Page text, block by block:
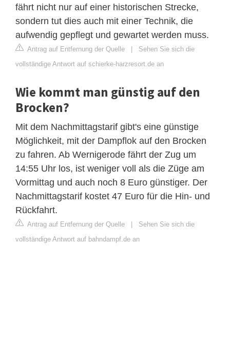
fährt nicht nur auf einer historischen Strecke,
sondern tut dies auch mit einer Technik, die
aufwendig gepflegt und gewartet werden muss.
Antrag auf Entfernung der Quelle | Sehen Sie sich die
vollständige Antwort auf schierke-harzresort.de an
Wie kommt man günstig auf den
Brocken?
Mit dem Nachmittagstarif gibt's eine günstige
Möglichkeit, mit der Dampflok auf den Brocken
zu fahren. Ab Wernigerode fährt der Zug um
14:55 Uhr los, ist weniger voll als die Züge am
Vormittag und auch noch 8 Euro günstiger. Der
Nachmittagstarif kostet 47 Euro für die Hin- und
Rückfahrt.
Antrag auf Entfernung der Quelle | Sehen Sie sich die
vollständige Antwort auf bahndampf.de an